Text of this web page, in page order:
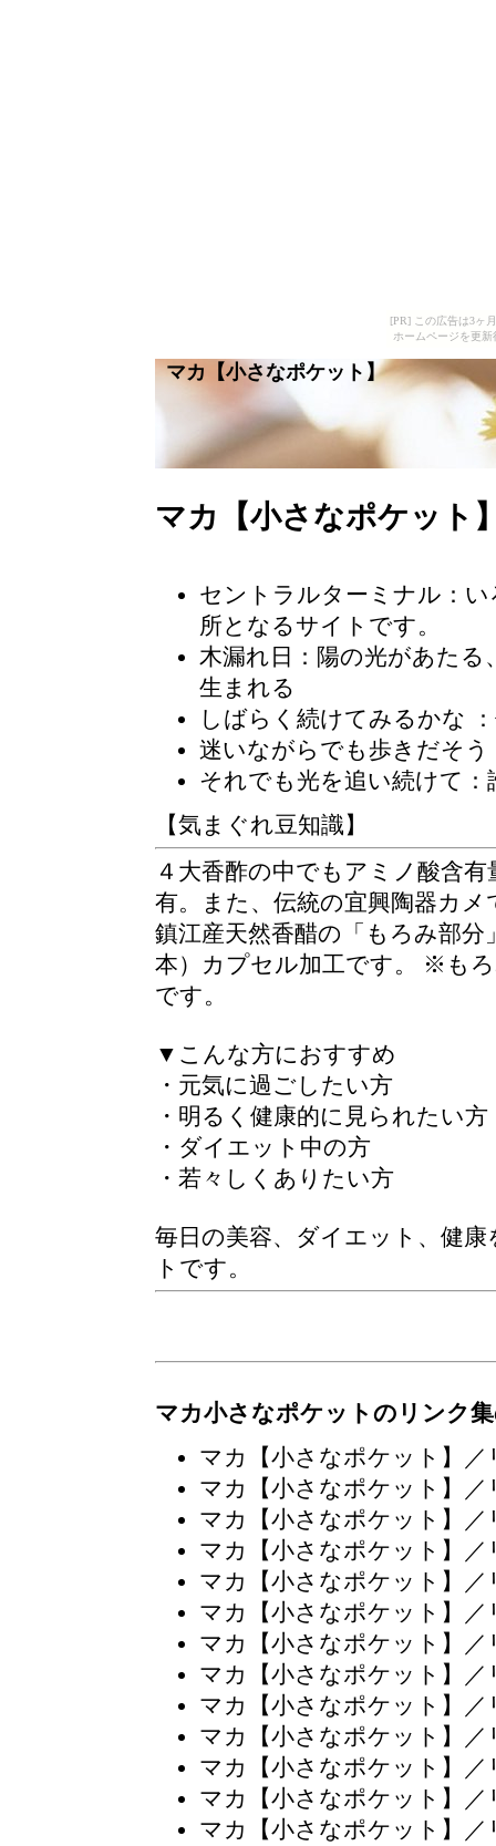
[PR] この広告は3ヶ
ホームページを更
マカ【小さなポケット】
マカ【小さなポケット
セントラルターミナル ：
所となるサイトです。
木漏れ日 ：陽の光があた
生まれる
しばらく続けてみるかな
迷いながらでも歩きだそう
それでも光を追い続けて
【気まぐれ豆知識】
４大香酢の中でもアミノ酸含
有。また、伝統の宜興陶器カ
鎮江産天然香醋の「もろみ部
本）カプセル加工です。 ※も
です。
▼こんな方におすすめ
・元気に過ごしたい方
・明るく健康的に見られたい方
・ダイエット中の方
・若々しくありたい方
毎日の美容、ダイエット、健
トです。
マカ小さなポケットのリンク
マカ【小さなポケット】／
マカ【小さなポケット】／
マカ【小さなポケット】／
マカ【小さなポケット】／
マカ【小さなポケット】／
マカ【小さなポケット】／
マカ【小さなポケット】／
マカ【小さなポケット】／
マカ【小さなポケット】／
マカ【小さなポケット】／
マカ【小さなポケット】／
マカ【小さなポケット】／
マカ【小さなポケット】／